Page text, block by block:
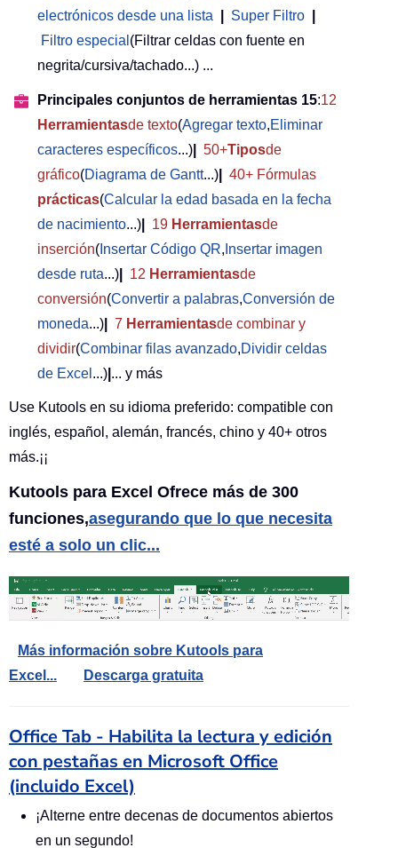
electrónicos desde una lista
Super Filtro
Filtro especial (Filtrar celdas con fuente en
negrita/cursiva/tachado...) ...
Principales conjuntos de herramientas 15:12
Herramientasde texto(Agregar texto,Eliminar
caracteres específicos...) 50+Tiposde
gráfico(Diagrama de Gantt...)
40+ Fórmulas
prácticas(Calcular la edad basada en la fecha
de nacimiento...) 19 Herramientasde
inserción( Insertar Código QR, Insertar imagen
desde ruta...) 12 Herramientasde
conversión(Convertir a palabras,Conversión de
moneda...) 7 Herramientasde combinar y
dividir(Combinar filas avanzado,Dividir celdas
de Excel ...) ... y más
Use Kutools en su idioma preferido: compatible con
inglés, español, alemán, francés, chino y 40+ otros
más.¡¡
Kutools para Excel Ofrece más de 300
funciones,asegurando que lo que necesita
esté a solo un clic...
Más información sobre Kutools para
Excel...
Descarga gratuita
Office Tab - Habilita la lectura y edición
con pestañas en Microsoft Office
(incluido Excel)
¡Alterne entre decenas de documentos abiertos
en un segundo!